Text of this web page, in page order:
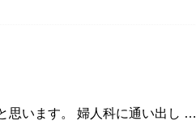
思います。 婦人科に通い出し …